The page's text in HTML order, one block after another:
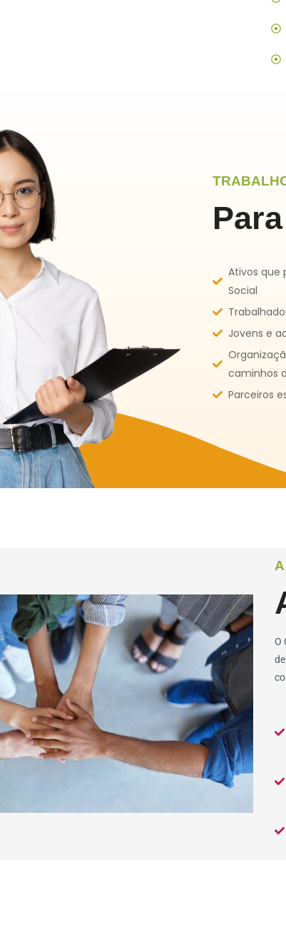
Ativos que
Social
Jovens e
caminhos
Parceiros
O